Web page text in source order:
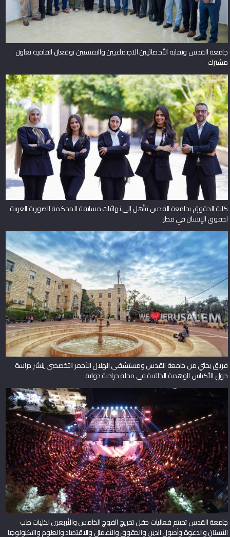
جامعة القدس ونقابة الأخصائيين الاجتماعيين والنفسيين توقعان اتفاقية تعاون
مشترك
كلية الحقوق بجامعة القدس تتأهل إلى نهائيات مسابقة المحكمة الصورية العربية
لحقوق الإنسان في قطر
فريق بحثي من جامعة القدس ومستشفى الهلال الأحمر التخصصي ينشر دراسة
حول الأكياس الوهدية الخِلقية في مجلة جراحية دولية
جامعة القدس تختتم فعاليات حفل تخريج الفوج الخامس والأربعين لكليات طب
الأسنان والدعوة وأصول الدين والحقوق والأعمال والاقتصاد والعلوم والتكنولوجيا